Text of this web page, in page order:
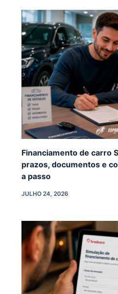
Financiamento de carro
prazos, documentos e
a passo
JULHO 24, 2026